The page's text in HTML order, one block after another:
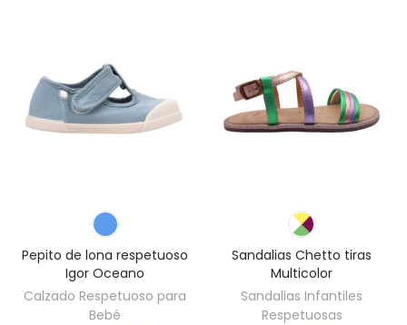
Pepito de lona respetuoso
Igor Oceano
Calzado Respetuoso para
Bebé
Sandalias Chetto tiras
Multicolor
Sandalias Infantiles
Respetuosas